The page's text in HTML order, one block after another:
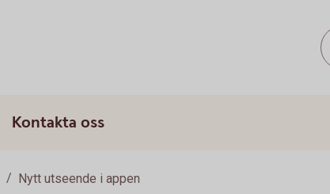
Kontakta oss
Nytt utseende i appen